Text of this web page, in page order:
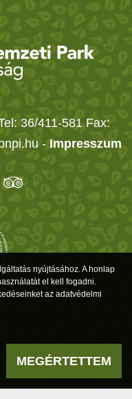
36/411-581 Fax:
- Impresszum
nyújtásához. A honlap
el kell fogadni.
az adatvédelmi
MEGÉRTETTEM